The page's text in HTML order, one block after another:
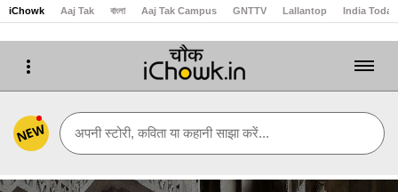
iChowk Aaj Tak বাংলা Aaj Tak Campus GNTTV Lallantop India Today
NEW अपनी स्टोरी, कविता या कहानी साझा करें...